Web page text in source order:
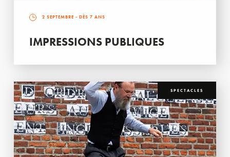
2 SEPTEMBRE - DÈS 7 ANS
IMPRESSIONS PUBLIQUES
SPECTACLES